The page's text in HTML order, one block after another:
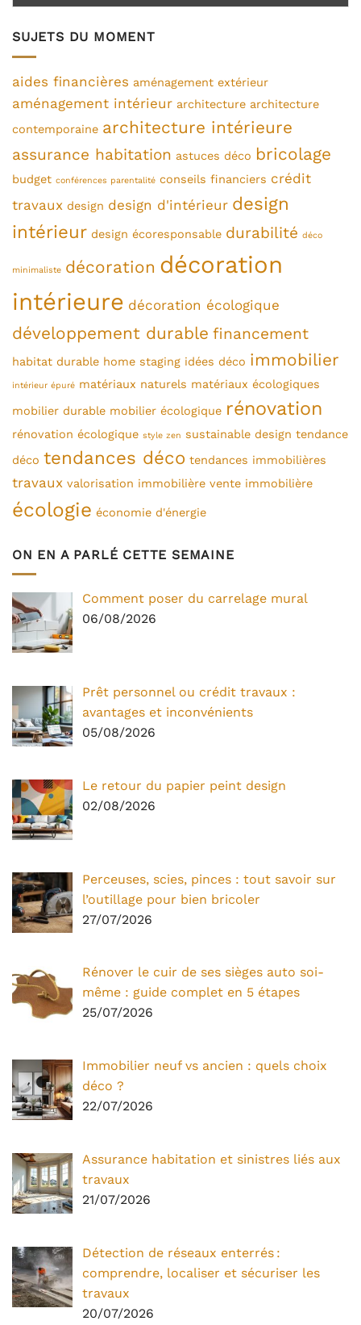
SUJETS DU MOMENT
aides financières aménagement extérieur
aménagement intérieur architecture architecture
contemporaine architecture intérieure
assurance habitation astuces déco bricolage
budget conférences parentalité conseils financiers crédit
travaux design design d'intérieur design
intérieur design écoresponsable durabilité déco
minimaliste décoration décoration
intérieure décoration écologique
développement durable financement
habitat durable home staging idées déco immobilier
intérieur épuré matériaux naturels matériaux écologiques
mobilier durable mobilier écologique rénovation
rénovation écologique style zen sustainable design tendance
déco tendances déco tendances immobilières
travaux valorisation immobilière vente immobilière
écologie économie d'énergie
ON EN A PARLÉ CETTE SEMAINE
Comment poser du carrelage mural
06/08/2026
Prêt personnel ou crédit travaux :
avantages et inconvénients
05/08/2026
Le retour du papier peint design
02/08/2026
Perceuses, scies, pinces : tout savoir sur
l’outillage pour bien bricoler
27/07/2026
Rénover le cuir de ses sièges auto soi-
même : guide complet en 5 étapes
25/07/2026
Immobilier neuf vs ancien : quels choix
déco ?
22/07/2026
Assurance habitation et sinistres liés aux
travaux
21/07/2026
Détection de réseaux enterrés :
comprendre, localiser et sécuriser les
travaux
20/07/2026